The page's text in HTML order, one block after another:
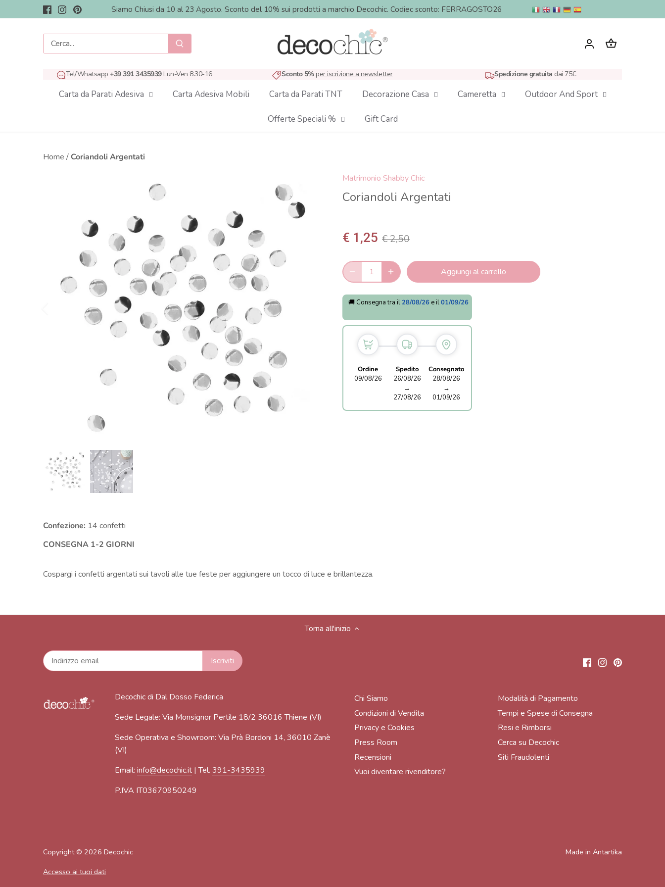
al
Siamo Chiusi da 10 al 23 Agosto. Sconto del 10% sui prodotti a marchio Decochic. Codiec sconto: FERRAGOSTO26
Tel/Whatsapp +39 391 3435939Lun-Ven 8.30-16 Sconto 5%per iscrizione a newsletter Spedizione gratuita dai 75€
Carta da Parati Adesiva Carta Adesiva Mobili Carta da Parati TNT Decorazione Casa Cameretta Outdoor And Sport
Offerte Speciali % Gift Card
Home / Coriandoli Argentati
Matrimonio Shabby Chic
Coriandoli Argentati
€ 1,25 € 2,50
Aggiungi al carrello
🚚 Consegna tra il 28/08/26 e il01/09/26
Ordine
09/08/26
Spedito
26/08/26
→
27/08/26
Consegnato
28/08/26
→
01/09/26
Confezione: 14 confetti
CONSEGNA 1-2 GIORNI
Cospargi i confetti argentati sui tavoli alle tue feste per aggiungere un tocco di luce e brillantezza.
Torna all'inizio
Decochic di Dal Dosso Federica
Sede Legale: Via Monsignor Pertile 18/2 36016 Thiene (VI)
Sede Operativa e Showroom: Via Prà Bordoni 14, 36010 Zanè
(VI)
Email:info@decochic.it | Tel.391-3435939
P.IVA IT03670950249
Chi Siamo
Condizioni di Vendita
Privacy e Cookies
Press Room
Recensioni
Vuoi diventare rivenditore?
Modalità di Pagamento
Tempi e Spese di Consegna
Resi e Rimborsi
Cerca su Decochic
Siti Fraudolenti
Made in Antartika
Copyright © 2026Decochic
Accesso ai tuoi dati